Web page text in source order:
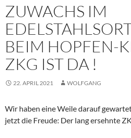
ZUWACHS IM
BEIM HOPFEN-
ZKG IST DA !
22. APRIL 2021 WOLFGANG
Wir haben eine Weile darauf
jetzt die Freude: Der lang ersehnte